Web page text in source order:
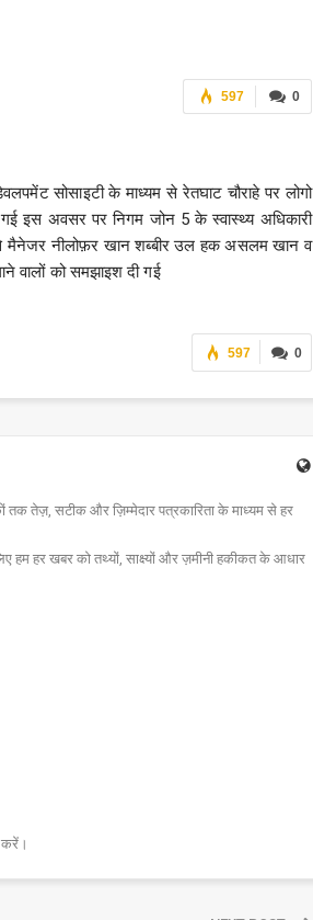
0
597
सोसाइटी के माध्यम से रेतघाट चौराहे पर लोगो
इस अवसर पर निगम जोन 5 के स्वास्थ्य अधिकारी
मैनेजर नीलोफ़र खान शब्बीर उल हक असलम खान व
वालों को समझाइश दी गई
0
597
तक तेज़, सटीक और ज़िम्मेदार पत्रकारिता के माध्यम से हर
हर खबर को तथ्यों, साक्ष्यों और ज़मीनी हकीकत के आधार
करें।